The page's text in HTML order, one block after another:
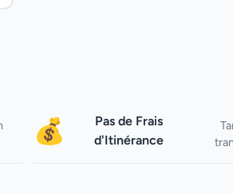
💰
Pas de Frais
d'Itinérance